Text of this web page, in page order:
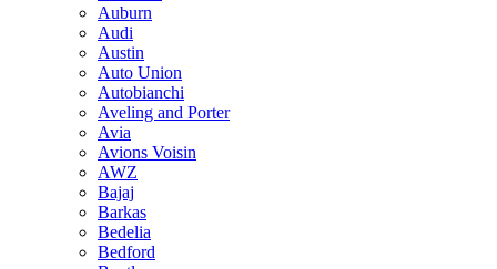
Auburn
Audi
Austin
Auto Union
Autobianchi
Aveling and Porter
Avia
Avions Voisin
AWZ
Bajaj
Barkas
Bedelia
Bedford